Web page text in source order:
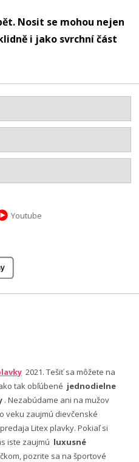
Nosit se mohou nejen
i jako svrchní část
Youtube
2021. Tešiť sa môžete na
tak obľúbené jednodielne
. Nezabúdame ani na mužov
veku zaujmú dievčenské
Litex plavky. Pokiaľ si
iste zaujmú luxusné
pozrite sa na športové